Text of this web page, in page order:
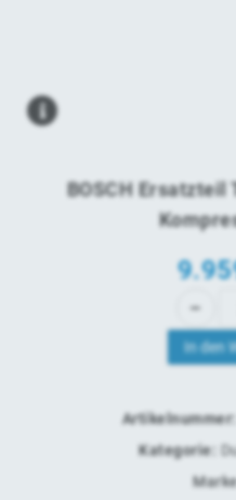
BOSCH Ersatzteil
In den
Artikelnummer:
Kategorie: